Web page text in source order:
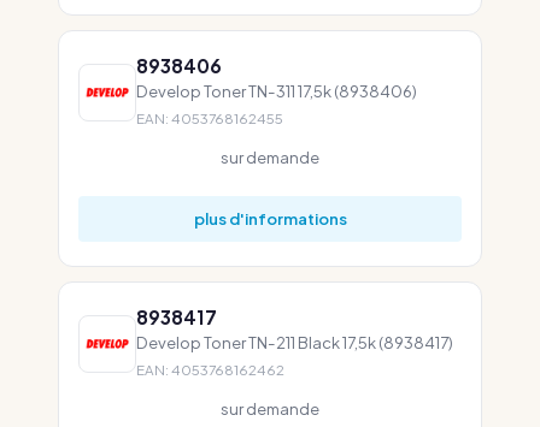
8938406
Develop Toner TN-311 17,5k (8938406)
EAN: 4053768162455
sur demande
plus d'informations
8938417
Develop Toner TN-211 Black 17,5k (8938417)
EAN: 4053768162462
sur demande